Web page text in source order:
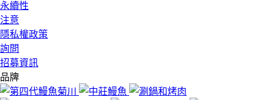
永續性
注意
隱私權政策
詢問
招募資訊
品牌